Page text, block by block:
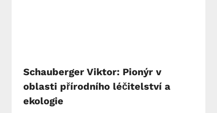
Schauberger Viktor: Pionýr v
oblasti přírodního léčitelství a
ekologie